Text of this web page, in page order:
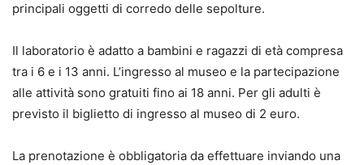
principali oggetti di corredo delle sepolture.
Il laboratorio è adatto a bambini e ragazzi di età compresa
tra i 6 e i 13 anni. L’ingresso al museo e la partecipazione
alle attività sono gratuiti fino ai 18 anni. Per gli adulti è
previsto il biglietto di ingresso al museo di 2 euro.
La prenotazione è obbligatoria da effettuare inviando una